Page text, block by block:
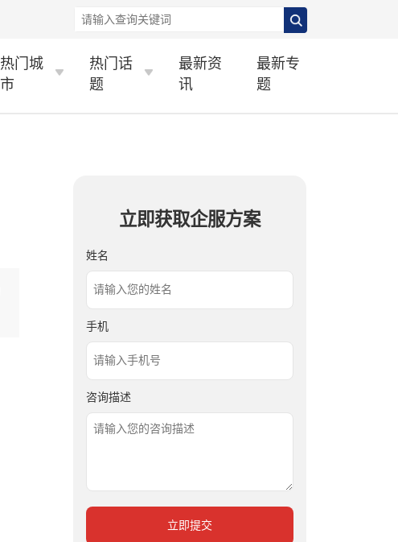
热门城
市
热门话
题
最新资
讯
最新专
题
立即获取企服方案
姓名
手机
咨询描述
立即提交